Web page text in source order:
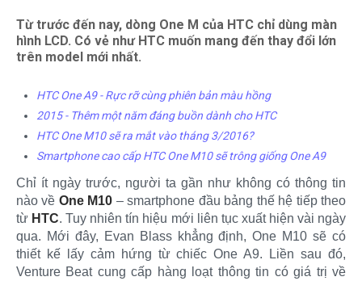
Từ trước đến nay, dòng One M của HTC chỉ dùng màn
hình LCD. Có vẻ như HTC muốn mang đến thay đổi lớn
trên model mới nhất.
HTC One A9 - Rực rỡ cùng phiên bản màu hồng
2015 - Thêm một năm đáng buồn dành cho HTC
HTC One M10 sẽ ra mắt vào tháng 3/2016?
Smartphone cao cấp HTC One M10 sẽ trông giống One A9
Chỉ ít ngày trước, người ta gần như không có thông tin
nào về One M10 – smartphone đầu bảng thế hệ tiếp theo
từ HTC. Tuy nhiên tín hiệu mới liên tục xuất hiện vài ngày
qua. Mới đây, Evan Blass khẳng định, One M10 sẽ có
thiết kế lấy cảm hứng từ chiếc One A9. Liền sau đó,
Venture Beat cung cấp hàng loạt thông tin có giá trị về